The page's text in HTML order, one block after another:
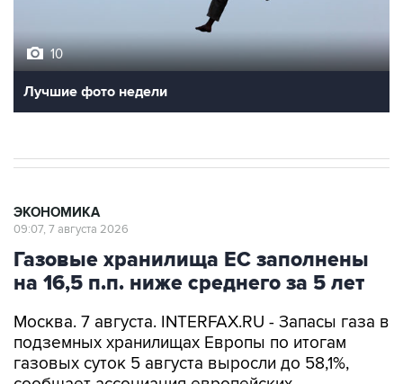
10
Лучшие фото недели
ЭКОНОМИКА
09:07, 7 августа 2026
Газовые хранилища ЕС заполнены
на 16,5 п.п. ниже среднего за 5 лет
Москва. 7 августа. INTERFAX.RU - Запасы газа в
подземных хранилищах Европы по итогам
газовых суток 5 августа выросли до 58,1%,